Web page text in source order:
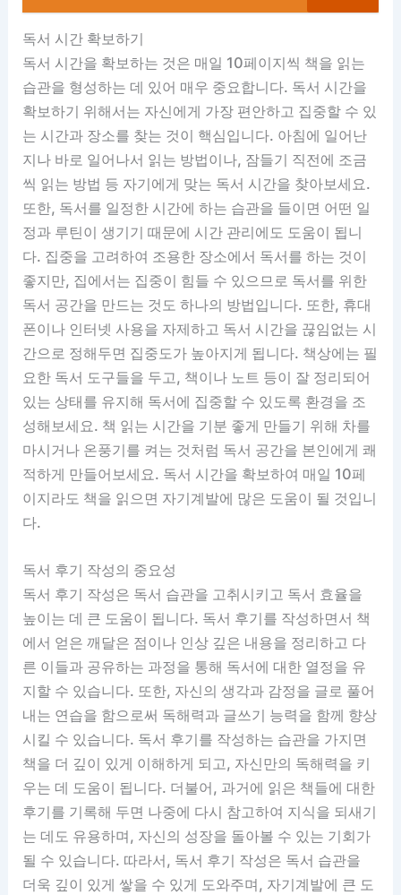
독서 시간 확보하기
독서 시간을 확보하는 것은 매일 10페이지씩 책을 읽는
습관을 형성하는 데 있어 매우 중요합니다. 독서 시간을
확보하기 위해서는 자신에게 가장 편안하고 집중할 수 있
는 시간과 장소를 찾는 것이 핵심입니다. 아침에 일어난
지나 바로 일어나서 읽는 방법이나, 잠들기 직전에 조금
씩 읽는 방법 등 자기에게 맞는 독서 시간을 찾아보세요.
또한, 독서를 일정한 시간에 하는 습관을 들이면 어떤 일
정과 루틴이 생기기 때문에 시간 관리에도 도움이 됩니
다. 집중을 고려하여 조용한 장소에서 독서를 하는 것이
좋지만, 집에서는 집중이 힘들 수 있으므로 독서를 위한
독서 공간을 만드는 것도 하나의 방법입니다. 또한, 휴대
폰이나 인터넷 사용을 자제하고 독서 시간을 끊임없는 시
간으로 정해두면 집중도가 높아지게 됩니다. 책상에는 필
요한 독서 도구들을 두고, 책이나 노트 등이 잘 정리되어
있는 상태를 유지해 독서에 집중할 수 있도록 환경을 조
성해보세요. 책 읽는 시간을 기분 좋게 만들기 위해 차를
마시거나 온풍기를 켜는 것처럼 독서 공간을 본인에게 쾌
적하게 만들어보세요. 독서 시간을 확보하여 매일 10페
이지라도 책을 읽으면 자기계발에 많은 도움이 될 것입니
다.
독서 후기 작성의 중요성
독서 후기 작성은 독서 습관을 고취시키고 독서 효율을
높이는 데 큰 도움이 됩니다. 독서 후기를 작성하면서 책
에서 얻은 깨달은 점이나 인상 깊은 내용을 정리하고 다
른 이들과 공유하는 과정을 통해 독서에 대한 열정을 유
지할 수 있습니다. 또한, 자신의 생각과 감정을 글로 풀어
내는 연습을 함으로써 독해력과 글쓰기 능력을 함께 향상
시킬 수 있습니다. 독서 후기를 작성하는 습관을 가지면
책을 더 깊이 있게 이해하게 되고, 자신만의 독해력을 키
우는 데 도움이 됩니다. 더불어, 과거에 읽은 책들에 대한
후기를 기록해 두면 나중에 다시 참고하여 지식을 되새기
는 데도 유용하며, 자신의 성장을 돌아볼 수 있는 기회가
될 수 있습니다. 따라서, 독서 후기 작성은 독서 습관을
더욱 깊이 있게 쌓을 수 있게 도와주며, 자기계발에 큰 도